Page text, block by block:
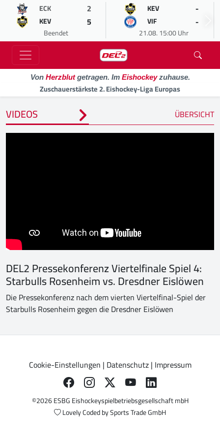
ECK 2
KEV 5
Beendet
KEV -
VIF -
21.08. 15:00 Uhr
Von Herzblutgetragen. Im Eishockeyzuhause.
Zuschauerstärkste 2. Eishockey-Liga Europas
VIDEOS ÜBERSICHT
DEL2 Pressekonferenz Viertelfinale Spiel 4:
Starbulls Rosenheim vs. Dresdner Eislöwen
Die Pressekonferenz nach dem vierten Viertelfinal-Spiel der
Starbulls Rosenheim gegen die Dresdner Eislöwen
Cookie-Einstellungen | Datenschutz| Impressum
©2026 ESBG Eishockeyspielbetriebsgesellschaft mbH
Lovely Coded bySports Trade GmbH